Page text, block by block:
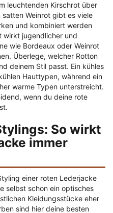
leuchtenden Kirschrot über
Weinrot gibt es viele
und kombiniert werden
wirkt jugendlicher und
wie Bordeaux oder Weinrot
Überlege, welcher Rotton
deinem Stil passt. Ein kühles
Hauttypen, während ein
warme Typen unterstreicht.
wenn du deine rote
So wirkt
immer
einer roten Lederjacke
selbst schon ein optisches
Kleidungsstücke eher
sind hier deine besten